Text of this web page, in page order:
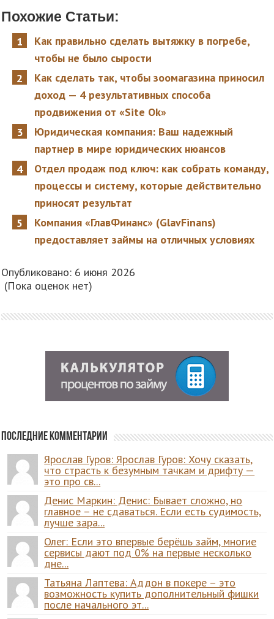
Похожие Статьи:
Как правильно сделать вытяжку в погребе,
чтобы не было сырости
Как сделать так, чтобы зоомагазина приносил
доход — 4 результативных способа
продвижения от «Site Ok»
Юридическая компания: Ваш надежный
партнер в мире юридических нюансов
Отдел продаж под ключ: как собрать команду,
процессы и систему, которые действительно
приносят результат
Компания «ГлавФинанс» (GlavFinans)
предоставляет займы на отличных условиях
Опубликовано: 6 июня 2026
(Пока оценок нет)
Последние комментарии
Ярослав Гуров: Ярослав Гуров: Хочу сказать,
что страсть к безумным тачкам и дрифту —
это про св...
Денис Маркин: Денис: Бывает сложно, но
главное – не сдаваться. Если есть судимость,
лучше зара...
Олег: Если это впервые берёшь займ, многие
сервисы дают под 0% на первые несколько
дне...
Татьяна Лаптева: Аддон в покере – это
возможность купить дополнительный фишки
после начального эт...